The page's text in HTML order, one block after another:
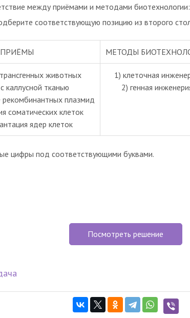
между приёмами и методами
соответствующую позицию из второго
ПРИЁМЫ МЕТОДЫ
животных
каллусной тканью
рекомбинантных плазмид
соматических клеток
ядер клеток
1) клеточная
2) генная
цифры под соответствующими буквами.
Посмотреть решение